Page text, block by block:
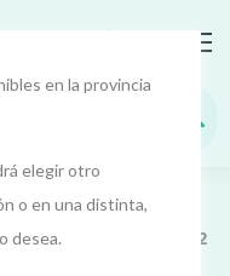
en la provincia
elegir otro
o en una distinta,
desea.
1
Compacto (Ifa Sabe) 12